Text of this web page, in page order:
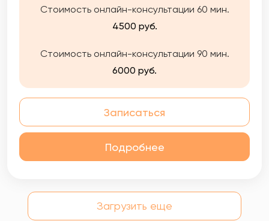
консультации, так и для долгосрочной
оптимальное решение, которое улучшит
приятной и насыщенной.
Стоимость онлайн-консультации 60 мин.
4500 руб.
Стоимость онлайн-консультации 90 мин.
6000 руб.
Записаться
Подробнее
Загрузить еще